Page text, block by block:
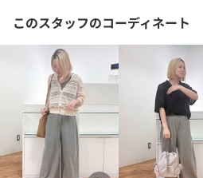
このスタッフのコーディネート